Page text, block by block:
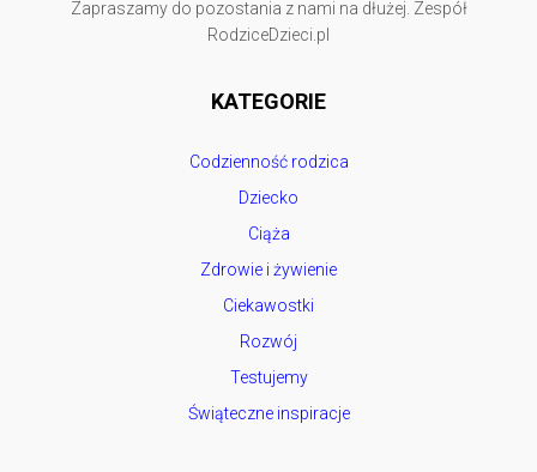
Zapraszamy do pozostania z nami na dłużej. Zespół
RodziceDzieci.pl
KATEGORIE
Codzienność rodzica
Dziecko
Ciąża
Zdrowie i żywienie
Ciekawostki
Rozwój
Testujemy
Świąteczne inspiracje